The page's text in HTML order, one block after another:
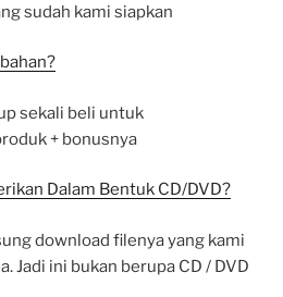
sudah kami siapkan
sekali beli untuk
+ bonusnya
Dalam Bentuk CD/DVD?
download filenya yang kami
Jadi ini bukan berupa CD / DVD